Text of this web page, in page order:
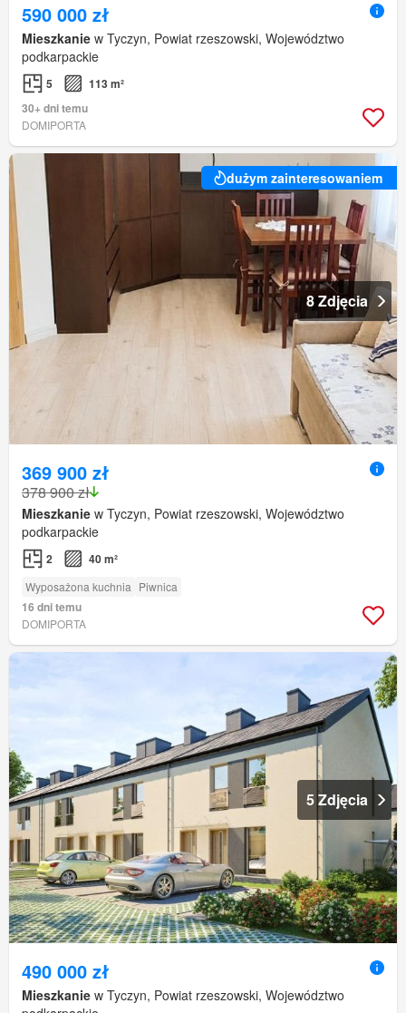
590 000 zł
Mieszkanie w Tyczyn, Powiat rzeszowski, Województwo
podkarpackie
5
113 m²
30+ dni temu
DOMIPORTA
dużym zainteresowaniem
8 Zdjęcia
369 900 zł
378 900 zł
Mieszkanie w Tyczyn, Powiat rzeszowski, Województwo
podkarpackie
2 40 m²
Wyposażona kuchnia Piwnica
16 dni temu
DOMIPORTA
5 Zdjęcia
490 000 zł
Mieszkanie w Tyczyn, Powiat rzeszowski, Województwo